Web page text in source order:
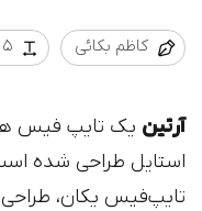
کاظم بکائی 5 وزن
آرتین
استایل طراحی شده
تایپ‌فیس یکان،